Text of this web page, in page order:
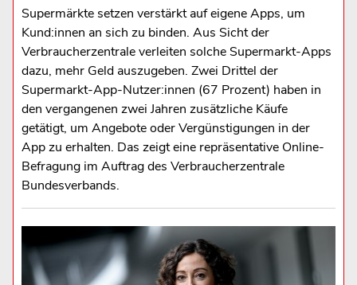
Supermärkte setzen verstärkt auf eigene Apps, um
Kund:innen an sich zu binden. Aus Sicht der
Verbraucherzentrale verleiten solche Supermarkt-Apps
dazu, mehr Geld auszugeben. Zwei Drittel der
Supermarkt-App-Nutzer:innen (67 Prozent) haben in
den vergangenen zwei Jahren zusätzliche Käufe
getätigt, um Angebote oder Vergünstigungen in der
App zu erhalten. Das zeigt eine repräsentative Online-
Befragung im Auftrag des Verbraucherzentrale
Bundesverbands.